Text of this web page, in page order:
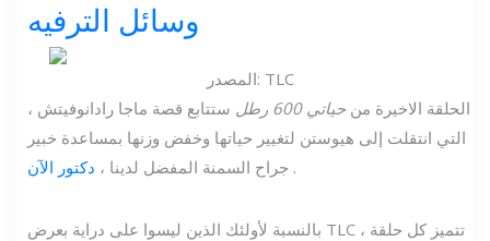
وسائل الترفيه
المصدر: TLC
الحلقة الاخيرة من حياتي 600 رطل
ستتابع قصة ماجا رادانوفيتش ،
التي انتقلت إلى هيوستن لتغيير حياتها وخفض وزنها بمساعدة خبير
جراح السمنة المفضل لدينا ، دكتور الآن .
بالنسبة لأولئك الذين ليسوا على دراية بعرض TLC ، تتميز كل حلقة